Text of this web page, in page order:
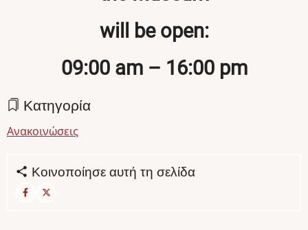
will be open:
09:00 am – 16:00 pm
Κατηγορία
Ανακοινώσεις
Κοινοποίησε αυτή τη σελίδα